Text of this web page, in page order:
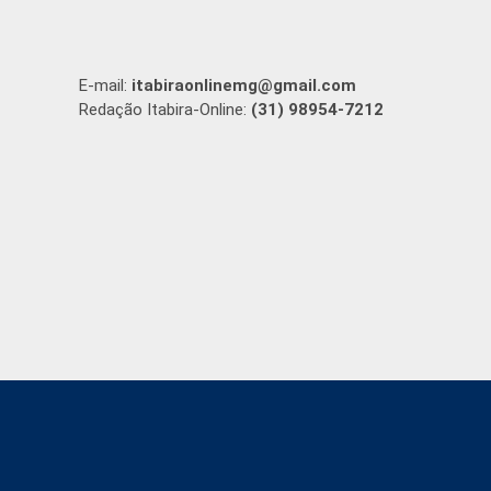
E-mail: itabiraonlinemg@gmail.com
Redação Itabira-Online: (31) 98954-7212